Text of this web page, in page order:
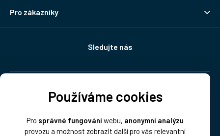
Používáme cookies
Pro správné fungováníwebu, anonymní analýzu
provozu a možnost zobrazit další pro vás relevantní
Pro zákazníky
Sledujte nás